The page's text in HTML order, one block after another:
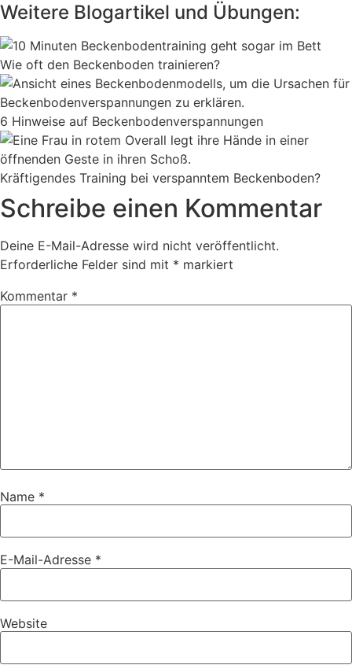
Weitere Blogartikel und Übungen:
Wie oft den Beckenboden trainieren?
6 Hinweise auf Beckenboden­verspan­nungen
Kräftigendes Training bei verspanntem Beckenboden?
Schreibe einen Kommentar
Deine E-Mail-Adresse wird nicht veröffentlicht.
Erforderliche Felder sind mit * markiert
Kommentar *
Name *
E-Mail-Adresse *
Website